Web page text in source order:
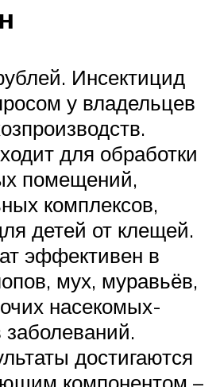
Инсектицид
у владельцев
для обработки
помещений,
комплексов,
детей от клещей.
эффективен в
мух, муравьёв,
насекомых-
заболеваний.
достигаются
компонентом –